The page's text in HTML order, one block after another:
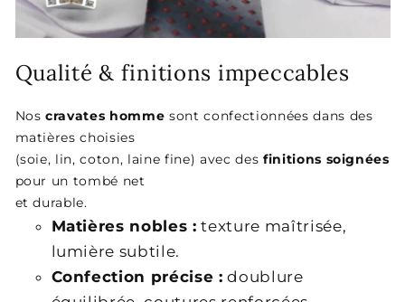
Qualité & finitions impeccables
Noscravates homme sont confectionnées dans des
matières choisies
(soie, lin, coton, laine fine) avec des finitions soignées
pour un tombé net
et durable.
Matières nobles : texture maîtrisée,
lumière subtile.
Confection précise : doublure